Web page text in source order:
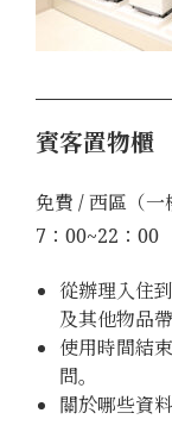
賓客置物櫃
免費 / 西區（一
7：00~22：00
從辦理入住
及其他物品
使用時間結
問。
關於哪些資